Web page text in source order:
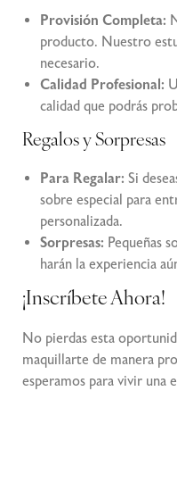
Provisión Completa:
producto. Nuestro
necesario.
Calidad Profesional:
calidad que podrás
Regalos y Sorpresas
Para Regalar: Si
sobre especial para
personalizada.
Sorpresas: Pequeñas
harán la experiencia
¡Inscríbete Ahora!
No pierdas esta
maquillarte de manera
esperamos para vivir una